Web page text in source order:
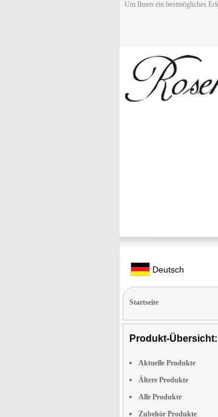
Um Ihnen ein bestmögliches
Deutsch
Startseite
Produkt-Übersicht:
Aktuelle Produkte
Ältere Produkte
Alle Produkte
Zubehör Produkte